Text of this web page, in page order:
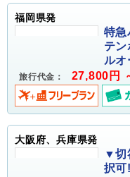
福岡県発
特急
テ
ルオ
旅行代金： 27,800円
大阪府、兵庫県発
▼切
択可